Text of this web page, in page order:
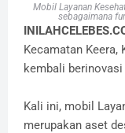
Mobil Layanan
sebagaimana
Kecamatan Keera,
kembali
Kali ini, mobil
merupakan aset